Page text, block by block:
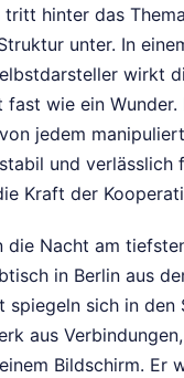
tritt hinter das
unter. In
wirkt
fast wie ein Wunder.
jedem
und verlässlich
Kraft der
die Nacht am
in Berlin aus
spiegeln sich in den
aus
Bildschirm. Er